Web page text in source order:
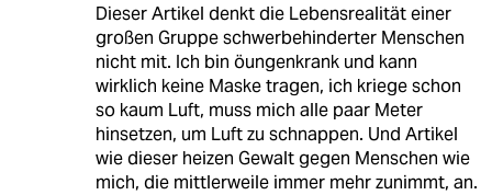
Dieser Artikel denkt die Lebensrealität einer
großen Gruppe schwerbehinderter Menschen
nicht mit. Ich bin öungenkrank und kann
wirklich keine Maske tragen, ich kriege schon
so kaum Luft, muss mich alle paar Meter
hinsetzen, um Luft zu schnappen. Und Artikel
wie dieser heizen Gewalt gegen Menschen wie
mich, die mittlerweile immer mehr zunimmt, an.